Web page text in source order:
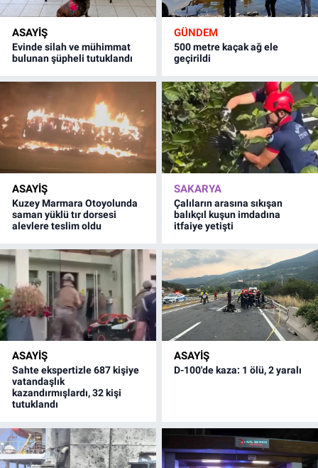
ASAYİŞ
Evinde silah ve mühimmat
bulunan şüpheli tutuklandı
GÜNDEM
500 metre kaçak ağ ele
geçirildi
ASAYİŞ
Kuzey Marmara Otoyolunda
saman yüklü tır dorsesi
alevlere teslim oldu
SAKARYA
Çalıların arasına sıkışan
balıkçıl kuşun imdadına
itfaiye yetişti
ASAYİŞ
Sahte ekspertizle 687 kişiye
vatandaşlık
kazandırmışlardı, 32 kişi
tutuklandı
ASAYİŞ
D-100'de kaza: 1 ölü, 2 yaralı